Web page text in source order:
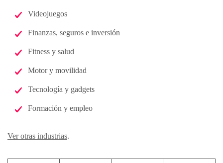
Videojuegos
Finanzas, seguros e inversión
Fitness y salud
Motor y movilidad
Tecnología y gadgets
Formación y empleo
Ver otras industrias.